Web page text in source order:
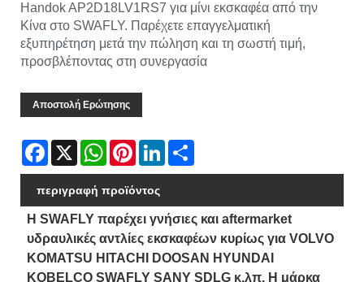
Handok AP2D18LV1RS7 για μίνι εκσκαφέα από την
Κίνα στο SWAFLY. Παρέχετε επαγγελματική
εξυπηρέτηση μετά την πώληση και τη σωστή τιμή,
προσβλέποντας στη συνεργασία
Αποστολή Ερώτησης
Facebook
X WhatsAppPinterestLinkedIn
περιγραφή προϊόντος
Η SWAFLY παρέχει γνήσιες και aftermarket
υδραυλικές αντλίες εκσκαφέων κυρίως για VOLVO
KOMATSU HITACHI DOOSAN HYUNDAI
KOBELCO SWAFLY SANY SDLG κ.λπ. Η μάρκα